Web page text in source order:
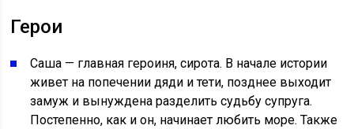
Герои
Саша — главная героиня, сирота. В начале истории
живет на попечении дяди и тети, позднее выходит
замуж и вынуждена разделить судьбу супруга.
Постепенно, как и он, начинает любить море. Также